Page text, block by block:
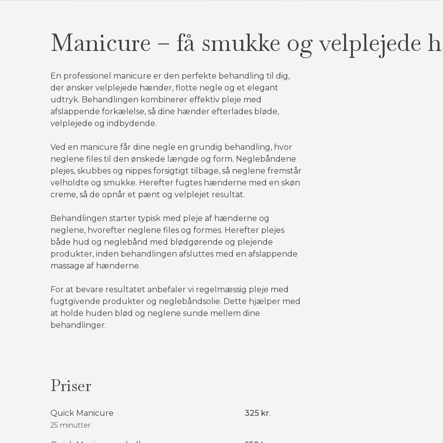
Manicure – få smukke og velplejede
En professionel manicure er den perfekte behandling til dig,
der ønsker velplejede hænder, flotte negle og et elegant
udtryk. Behandlingen kombinerer effektiv pleje med
afslappende forkælelse, så dine hænder efterlades bløde,
velplejede og indbydende.
Ved en manicure får dine negle en grundig behandling, hvor
neglene files til den ønskede længde og form. Neglebåndene
plejes, skubbes og nippes forsigtigt tilbage, så neglene fremstår
velholdte og smukke. Herefter fugtes hænderne med en skøn
creme, så de opnår et pænt og velplejet resultat.
Behandlingen starter typisk med pleje af hænderne og
neglene, hvorefter neglene files og formes. Herefter plejes
både hud og neglebånd med blødgørende og plejende
produkter, inden behandlingen afsluttes med en afslappende
massage af hænderne.
For at bevare resultatet anbefaler vi regelmæssig pleje med
fugtgivende produkter og neglebåndsolie. Dette hjælper med
at holde huden blød og neglene sunde mellem dine
behandlinger.
Priser
Quick Manicure
25 minutter
325 kr.